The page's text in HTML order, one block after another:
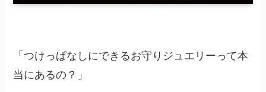
「つけっぱなしにできるお守りジュエリーって本
当にあるの？」